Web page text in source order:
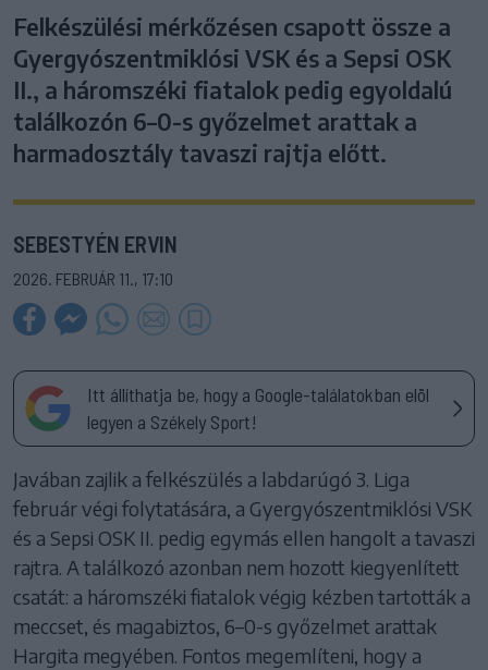
Felkészülési mérkőzésen csapott össze a
Gyergyószentmiklósi VSK és a Sepsi OSK
II., a háromszéki fiatalok pedig egyoldalú
találkozón 6–0-s győzelmet arattak a
harmadosztály tavaszi rajtja előtt.
SEBESTYÉN ERVIN
2026. FEBRUÁR 11., 17:10
Itt állíthatja be, hogy a Google-találatokban elöl
legyen a Székely Sport!
Javában zajlik a felkészülés a labdarúgó 3. Liga
február végi folytatására, a Gyergyószentmiklósi VSK
és a Sepsi OSK II. pedig egymás ellen hangolt a tavaszi
rajtra. A találkozó azonban nem hozott kiegyenlített
csatát: a háromszéki fiatalok végig kézben tartották a
meccset, és magabiztos, 6–0-s győzelmet arattak
Hargita megyében. Fontos megemlíteni, hogy a